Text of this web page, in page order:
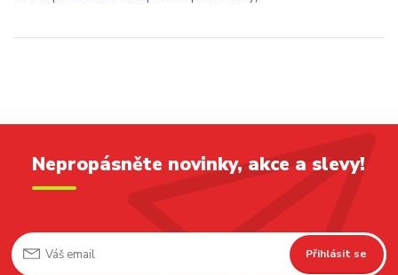
Nepropásněte novinky, akce a slevy!
Přihlásit se